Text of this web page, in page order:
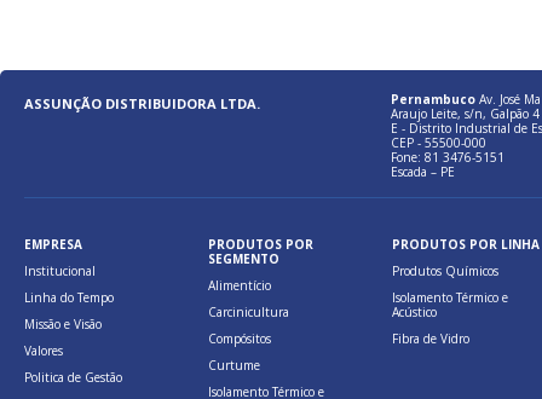
ASSUNÇÃO DISTRIBUIDORA LTDA. Pernambuco Av. José
Araujo Leite, s/n, Galpão 4
E - Distrito Industrial de
CEP - 55500-000
Fone: 81 3476-5151
Escada – PE
EMPRESA
Institucional
Linha do Tempo
Missão e Visão
Valores
Politica de Gestão
PRODUTOS POR
SEGMENTO
Alimentício
Carcinicultura
Compósitos
Curtume
Isolamento Térmico e
PRODUTOS POR LINHA
Produtos Químicos
Isolamento Térmico e
Acústico
Fibra de Vidro